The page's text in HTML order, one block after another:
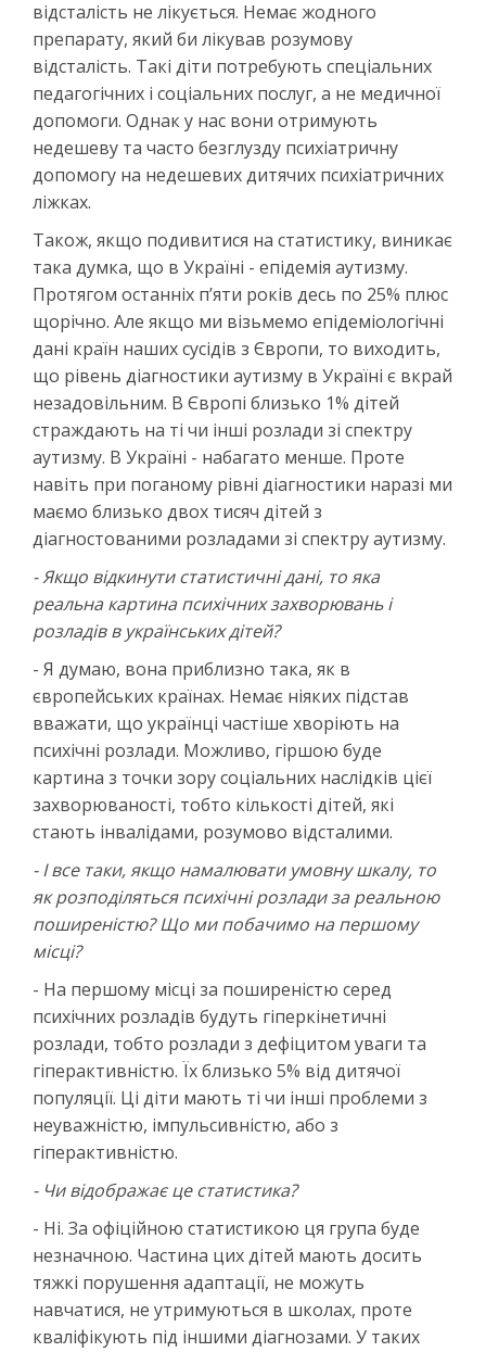
відсталість не лікується. Немає жодного
препарату, який би лікував розумову
відсталість. Такі діти потребують спеціальних
педагогічних і соціальних послуг, а не медичної
допомоги. Однак у нас вони отримують
недешеву та часто безглузду психіатричну
допомогу на недешевих дитячих психіатричних
ліжках.
Також, якщо подивитися на статистику, виникає
така думка, що в Україні - епідемія аутизму.
Протягом останніх п’яти років десь по 25% плюс
щорічно. Але якщо ми візьмемо епідеміологічні
дані країн наших сусідів з Європи, то виходить,
що рівень діагностики аутизму в Україні є вкрай
незадовільним. В Європі близько 1% дітей
страждають на ті чи інші розлади зі спектру
аутизму. В Україні - набагато менше. Проте
навіть при поганому рівні діагностики наразі ми
маємо близько двох тисяч дітей з
діагностованими розладами зі спектру аутизму.
- Якщо відкинути статистичні дані, то яка
реальна картина психічних захворювань і
розладів в українських дітей?
- Я думаю, вона приблизно така, як в
європейських країнах. Немає ніяких підстав
вважати, що українці частіше хворіють на
психічні розлади. Можливо, гіршою буде
картина з точки зору соціальних наслідків цієї
захворюваності, тобто кількості дітей, які
стають інвалідами, розумово відсталими.
- І все таки, якщо намалювати умовну шкалу, то
як розподіляться психічні розлади за реальною
поширеністю? Що ми побачимо на першому
місці?
- На першому місці за поширеністю серед
психічних розладів будуть гіперкінетичні
розлади, тобто розлади з дефіцитом уваги та
гіперактивністю. Їх близько 5% від дитячої
популяції. Ці діти мають ті чи інші проблеми з
неуважністю, імпульсивністю, або з
гіперактивністю.
- Чи відображає це статистика?
- Ні. За офіційною статистикою ця група буде
незначною. Частина цих дітей мають досить
тяжкі порушення адаптації, не можуть
навчатися, не утримуються в школах, проте
кваліфікують під іншими діагнозами. У таких